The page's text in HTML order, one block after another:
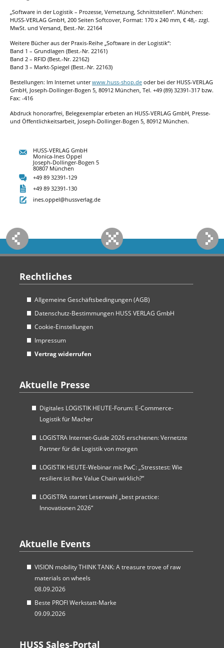
HUSS-VERLAG GmbH
Monica-Ines Oppel
Joseph-Dollinger-Bogen 5
80807 München
+49 89 32391-129
+49 89 32391-130
ines.oppel@hussverlag.de
„Software in der Logistik – Prozesse, Vernetzung, Schnittstellen“. München:
HUSS-VERLAG GmbH, 200 Seiten Softcover, Format: 170 x 240 mm, € 48,- zzgl.
MwSt. und Versand, Best.-Nr. 22164
Weitere Bücher aus der Praxis-Reihe „Software in der Logistik“:
Band 1 – Grundlagen (Best.-Nr. 22161)
Band 2 – RFID (Best.-Nr. 22162)
Band 3 – Markt-Spiegel (Best.-Nr. 22163)
Bestellungen: Im Internet unterwww.huss-shop.de oder bei der HUSS-VERLAG
GmbH, Joseph-Dollinger-Bogen 5, 80912 München, Tel. +49 (89) 32391-317 bzw.
Fax: -416
Abdruck honorarfrei, Belegexemplar erbeten an HUSS-VERLAG GmbH, Presse-
und Öffentlichkeitsarbeit, Joseph-Dollinger-Bogen 5, 80912 München.
Rechtliches
Allgemeine Geschäftsbedingungen (AGB)
Datenschutz-Bestimmungen HUSS VERLAG GmbH
Cookie-Einstellungen
Impressum
Vertrag widerrufen
Aktuelle Presse
Digitales LOGISTIK HEUTE-Forum: E-Commerce-
Logistik für Macher
LOGISTRA Internet-Guide 2026 erschienen: Vernetzte
Partner für die Logistik von morgen
LOGISTIK HEUTE-Webinar mit PwC: „Stresstest: Wie
resilient ist Ihre Value Chain wirklich?“
LOGISTRA startet Leserwahl „best practice:
Innovationen 2026“
Aktuelle Events
VISION mobility THINK TANK: A treasure trove of raw
materials on wheels
08.09.2026
Beste PROFI Werkstatt-Marke
09.09.2026
HUSS Sales-Portal